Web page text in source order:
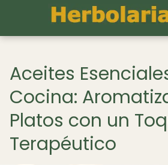
Aceites
Cocina:
Platos con un
Terapéutico